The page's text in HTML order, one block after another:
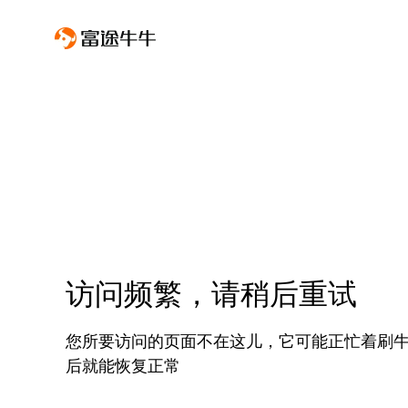
访问频繁，请稍后重试
您所要访问的页面不在这儿，它可能正忙着刷
后就能恢复正常